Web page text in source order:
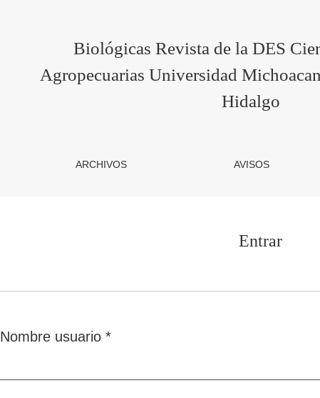
Biológicas Revista de la DES
Agropecuarias Universidad
Hidalgo
ARCHIVOS AVISOS
Entrar
Nombre usuario *